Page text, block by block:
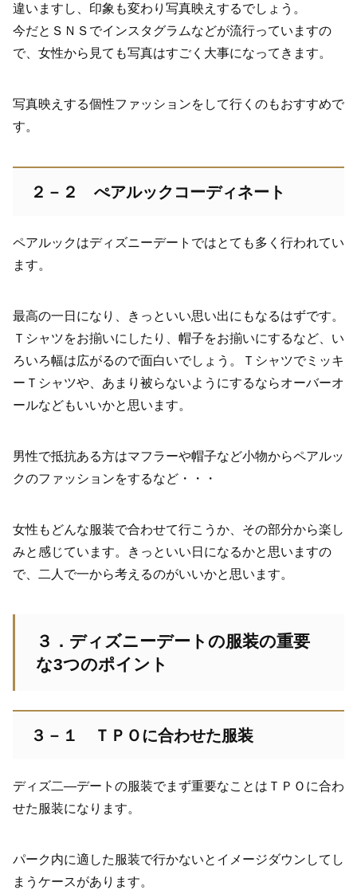
違いますし、印象も変わり写真映えするでしょう。
今だとＳＮＳでインスタグラムなどが流行っていますの
で、女性から見ても写真はすごく大事になってきます。
写真映えする個性ファッションをして行くのもおすすめで
す。
２－２ ぺアルックコーディネート
ペアルックはディズニーデートではとても多く行われてい
ます。
最高の一日になり、きっといい思い出にもなるはずです。
Ｔシャツをお揃いにしたり、帽子をお揃いにするなど、い
ろいろ幅は広がるので面白いでしょう。Ｔシャツでミッキ
ーＴシャツや、あまり被らないようにするならオーバーオ
ールなどもいいかと思います。
男性で抵抗ある方はマフラーや帽子など小物からペアルッ
クのファッションをするなど・・・
女性もどんな服装で合わせて行こうか、その部分から楽し
みと感じています。きっといい日になるかと思いますの
で、二人で一から考えるのがいいかと思います。
３．ディズニーデートの服装の重要
な3つのポイント
３－１ ＴＰＯに合わせた服装
ディズ二―デートの服装でまず重要なことはＴＰＯに合わ
せた服装になります。
パーク内に適した服装で行かないとイメージダウンしてし
まうケースがあります。